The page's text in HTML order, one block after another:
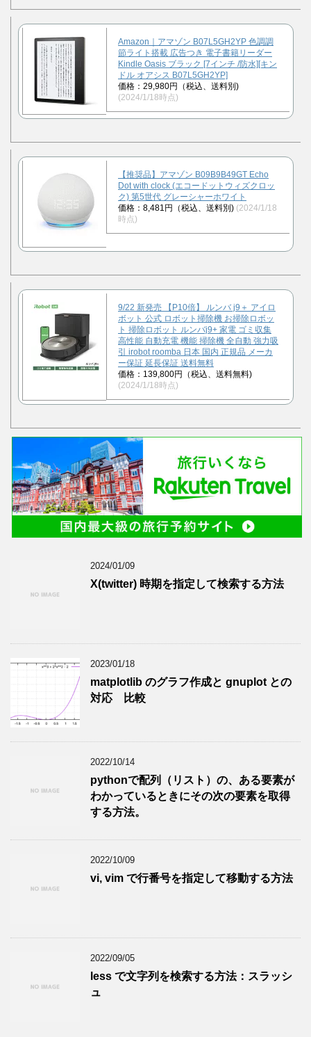
Amazon｜アマゾン B07L5GH2YP 色調調
節ライト搭載 広告つき 電子書籍リーダー
Kindle Oasis ブラック [7インチ /防水][キン
ドル オアシス B07L5GH2YP]
価格：29,980円（税込、送料別)
(2024/1/18時点)
【推奨品】アマゾン B09B9B49GT Echo
Dot with clock (エコードットウィズクロッ
ク) 第5世代 グレーシャーホワイト
価格：8,481円（税込、送料別) (2024/1/18
時点)
9/22 新発売 【P10倍】 ルンバ j9＋ アイロ
ボット 公式 ロボット掃除機 お掃除ロボッ
ト 掃除ロボット ルンバj9+ 家電 ゴミ収集
高性能 自動充電 機能 掃除機 全自動 強力吸
引 irobot roomba 日本 国内 正規品 メーカ
ー保証 延長保証 送料無料
価格：139,800円（税込、送料無料)
(2024/1/18時点)
2024/01/09
X(twitter) 時期を指定して検索する方法
2023/01/18
matplotlib のグラフ作成と gnuplot との
対応 比較
2022/10/14
pythonで配列（リスト）の、ある要素が
わかっているときにその次の要素を取得
する方法。
2022/10/09
vi, vim で行番号を指定して移動する方法
2022/09/05
less で文字列を検索する方法：スラッシ
ュ